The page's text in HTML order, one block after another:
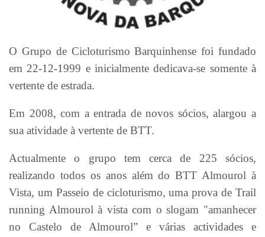
O Grupo de Cicloturismo Barquinhense foi fundado
em 22-12-1999 e inicialmente dedicava-se somente à
vertente de estrada.
Em 2008, com a entrada de novos sócios, alargou a
sua atividade à vertente de BTT.
Actualmente o grupo tem cerca de 225 sócios,
realizando todos os anos além do BTT Almourol à
Vista, um Passeio de cicloturismo, uma prova de Trail
running Almourol à vista com o slogam "amanhecer
no Castelo de Almourol” e várias actividades e